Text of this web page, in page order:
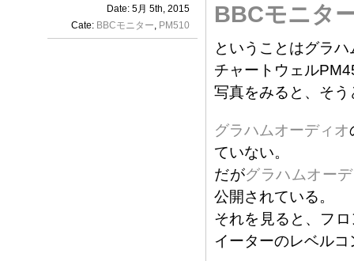
Date: 5月 5th, 2015
Cate: BBCモニター, PM510 BBCモニタ
ということはグラ
チャートウェル
写真をみると、そ
グラハムオーディオ
ていない。
だがグラハムオー
公開されている。
それを見ると、フ
イーターのレベル